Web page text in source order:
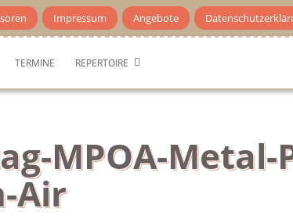
Impressum Angebote
TERMINE REPERTOIRE
MPOA-Metal-
Air